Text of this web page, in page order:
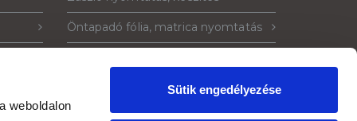
weboldalon
Sütik engedélyezése
Öntapadó fólia, matrica nyomtatás
Kétoldalas műanyag tábla
Plakát nyomtatás